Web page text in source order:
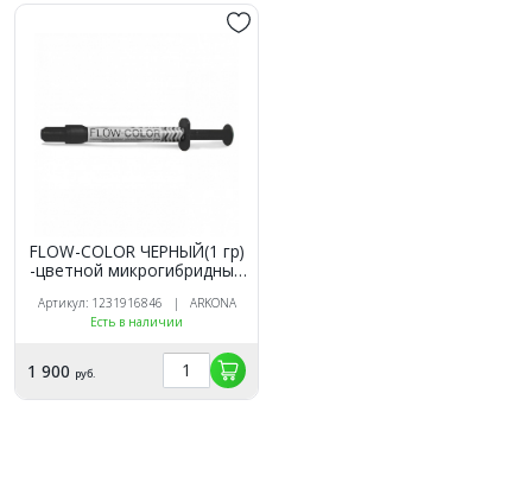
FLOW-COLOR ЧЕРНЫЙ(1 гр)
-цветной микрогибридный
"flow", ARKONA
Артикул: 1231916846 | ARKONA
Есть в наличии
1 900 руб.